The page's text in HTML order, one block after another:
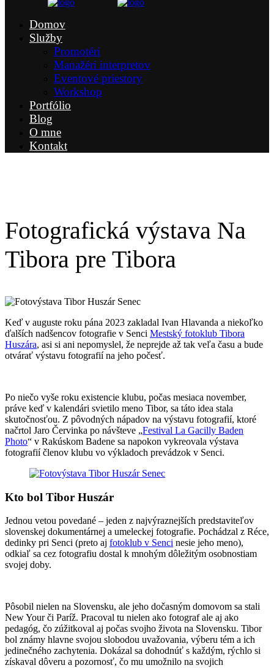
Domov
Služby
Promotéri
Manažéri interpretov
Eventové priestory
Workshop
Portfólio
Blog
O mne
Kontakt
Fotografická výstava Na
Tibora pre Tibora
Keď v auguste roku pána 2023 zakladal Ivan Hlavanda a niekoľko
ďalších nadšencov fotografie v Senci Mestský fotoklub Tibora
Huszára, asi si ani nepomyslel, že neprejde až tak veľa času a bude
otvárať výstavu fotografií na jeho počesť.
Po niečo vyše roku existencie klubu, počas mesiaca november,
práve keď v kalendári svietilo meno Tibor, sa táto idea stala
skutočnosťou. Z pôvodných nápadov na výstavu fotografií, ktoré
načrtol Jaro Červinka po návšteve „Festival La Gacilly Baden
Photo“ v Rakúskom Badene sa napokon vykreovala výstava
fotografií členov klubu vo výkladoch prevádzok v Senci.
Kto bol Tibor Huszár
Jednou vetou povedané – jeden z najvýraznejších predstaviteľov
slovenskej dokumentárnej a umeleckej fotografie. Pochádzal z Réce,
dedinky pri Senci (preto aj fotoklub v Senci nesie jeho meno),
odkiaľ sa cez fotografiu dostal k mnohým dôležitým osobnostiam
svojej doby.
Pôsobil nielen na Slovensku, ale jeho dočasným domovom sa stali
New Your či Paríž. Pracoval tu nielen ako fotograf ale aj ako
pedagóg, čo zúžitkoval aj počas svojho života na Slovensku. Tibor
bol známy hlavne svojou slobodou uvažovania, výberu tém a ich
jedinečného zachytenia. Dokázal sa dohodnúť s každým, rýchlo si
získaval dôveru a pozornosť, čo mu umožnilo na svojich